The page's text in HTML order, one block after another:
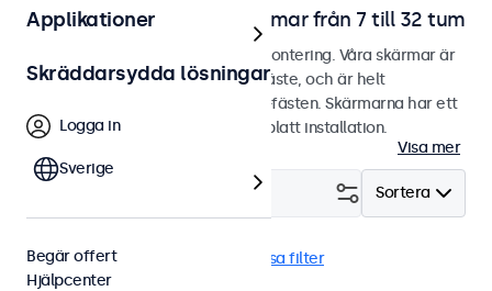
Väggmonterbara bildskärmar från 7 till 32 tum
Bildskärmar designade för väggmontering. Våra skärmar är
utrustade med ett smidigt VESA-fäste, och är helt
kompatibla med universella VESA-fästen. Skärmarna har ett
stilrent hölje som ger snyggt och platt installation.
Visa mer
Sortera
Vägg USB Mediaspelare Rensa filter
Applikationer
Skräddarsydda lösningar
Logga in
Sverige
Begär offert
Hjälpcenter